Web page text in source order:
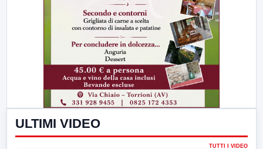
ULTIMI VIDEO
TUTTI I VIDEO